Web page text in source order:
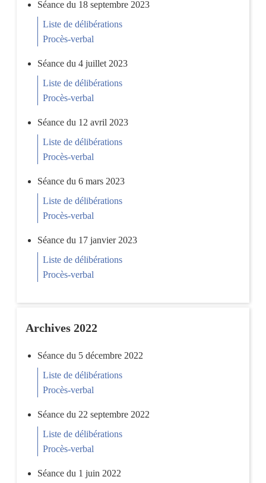
Séance du 18 septembre 2023
Liste de délibérations
Procès-verbal
Séance du 4 juillet 2023
Liste de délibérations
Procès-verbal
Séance du 12 avril 2023
Liste de délibérations
Procès-verbal
Séance du 6 mars 2023
Liste de délibérations
Procès-verbal
Séance du 17 janvier 2023
Liste de délibérations
Procès-verbal
Archives 2022
Séance du 5 décembre 2022
Liste de délibérations
Procès-verbal
Séance du 22 septembre 2022
Liste de délibérations
Procès-verbal
Séance du 1 juin 2022